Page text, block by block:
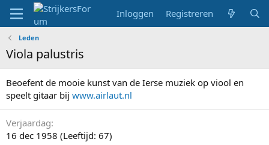
Inloggen Registreren
Leden
Viola palustris
Beoefent de mooie kunst van de Ierse muziek op viool en
speelt gitaar bij www.airlaut.nl
Verjaardag
16 dec 1958 (Leeftijd: 67)